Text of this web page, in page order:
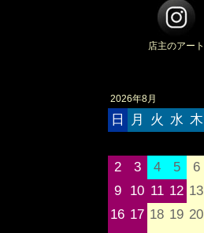
店主のアート
2026年8月
日 月 火 水 木
2
3 4 5 6
9
10 11 12 13
16 17 18 19 20